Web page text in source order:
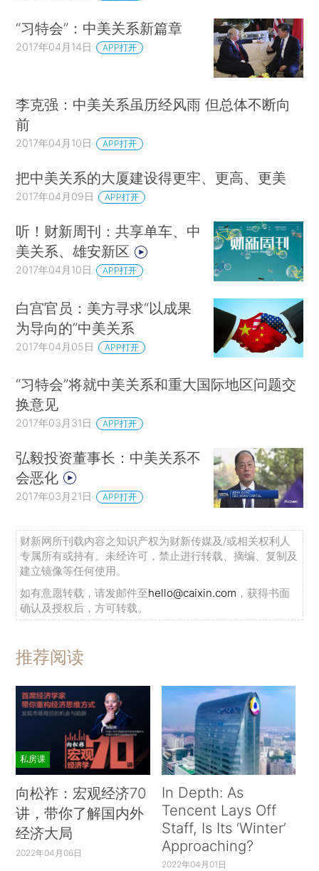
“习特会”：中美关系新篇章
2017年04月14日 APP打开
李克强：中美关系虽历经风雨 但总体不断向
前
2017年04月10日 APP打开
把中美关系的大厦建设得更牢、更高、更美
2017年04月09日 APP打开
听！财新周刊：共享单车、中
美关系、雄安新区
2017年04月10日 APP打开
白宫官员：美方寻求“以成果
为导向的”中美关系
2017年04月05日 APP打开
“习特会”将就中美关系和重大国际地区问题交
换意见
2017年03月31日 APP打开
弘毅投资董事长：中美关系不
会恶化
2017年03月21日 APP打开
财新网所刊载内容之知识产权为财新传媒及/或相关权利人
专属所有或持有。未经许可，禁止进行转载、摘编、复制及
建立镜像等任何使用。
如有意愿转载，请发邮件至hello@caixin.com ，获得书面
确认及授权后，方可转载。
推荐阅读
私房课
向松祚：宏观经济70
讲，带你了解国内外
经济大局
2022年04月06日
In Depth: As
Tencent Lays Off
Staff, Is Its ‘Winter’
Approaching?
2022年04月01日